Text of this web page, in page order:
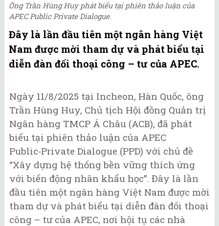
Ông Trần Hùng Huy phát biểu tại phiên thảo luận của
APEC Public Private Dialogue.
Đây là lần đầu tiên một ngân hàng Việt
Nam được mời tham dự và phát biểu tại
diễn đàn đối thoại công – tư của APEC.
Ngày 11/8/2025 tại Incheon, Hàn Quốc, ông
Trần Hùng Huy, Chủ tịch Hội đồng Quản trị
Ngân hàng TMCP Á Châu (ACB), đã phát
biểu tại phiên thảo luận của APEC
Public‑Private Dialogue (PPD) với chủ đề
“Xây dựng hệ thống bền vững thích ứng
với biến động nhân khẩu học”. Đây là lần
đầu tiên một ngân hàng Việt Nam được mời
tham dự và phát biểu tại diễn đàn đối thoại
công – tư của APEC, nơi hội tụ các nhà